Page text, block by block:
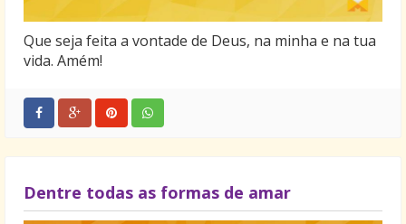
Que seja feita a vontade de Deus, na minha e na tua
vida. Amém!
Dentre todas as formas de amar